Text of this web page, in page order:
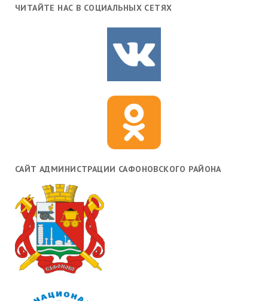
ЧИТАЙТЕ НАС В СОЦИАЛЬНЫХ СЕТЯХ
САЙТ АДМИНИСТРАЦИИ САФОНОВСКОГО РАЙОНА